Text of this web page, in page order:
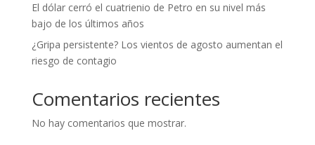
El dólar cerró el cuatrienio de Petro en su nivel más
bajo de los últimos años
¿Gripa persistente? Los vientos de agosto aumentan el
riesgo de contagio
Comentarios recientes
No hay comentarios que mostrar.